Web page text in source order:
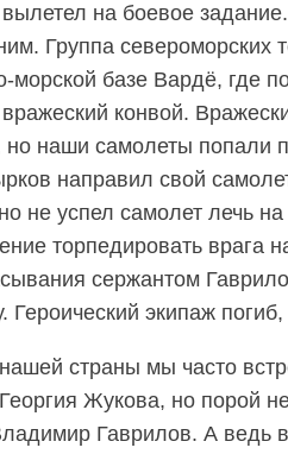
на боевое
Группа североморских
морской базе Вардё, где
конвой.
наши самолеты попали
направил свой
не успел самолет лечь
торпедировать врага
сержантом
Героический экипаж
страны мы часто
Жукова, но порой
Гаврилов. А ведь